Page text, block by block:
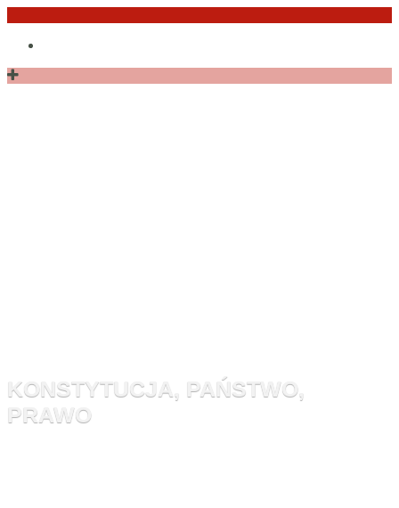
Przejdź
treści
KONSTYTUCJA, PAŃSTWO,
PRAWO